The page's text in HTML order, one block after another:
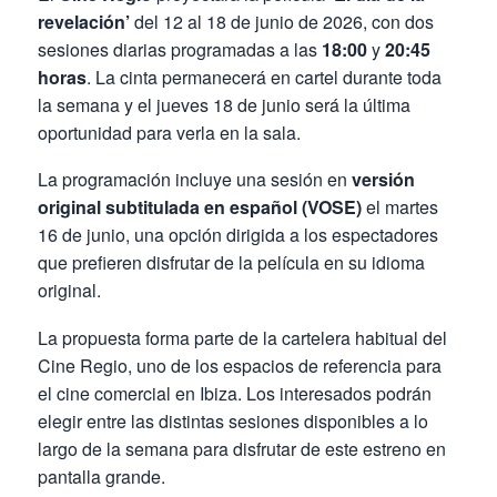
revelación’del 12 al 18 de junio de 2026, con dos
sesiones diarias programadas a las 18:00y20:45
horas. La cinta permanecerá en cartel durante toda
la semana y el jueves 18 de junio será la última
oportunidad para verla en la sala.
La programación incluye una sesión en versión
original subtitulada en español (VOSE)el martes
16 de junio, una opción dirigida a los espectadores
que prefieren disfrutar de la película en su idioma
original.
La propuesta forma parte de la cartelera habitual del
Cine Regio, uno de los espacios de referencia para
el cine comercial en Ibiza. Los interesados podrán
elegir entre las distintas sesiones disponibles a lo
largo de la semana para disfrutar de este estreno en
pantalla grande.